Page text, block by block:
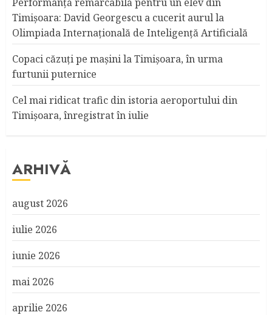
Timișoara: David Georgescu a cucerit aurul la
Olimpiada Internațională de Inteligență Artificială
Copaci căzuţi pe maşini la Timişoara, în urma
furtunii puternice
Cel mai ridicat trafic din istoria aeroportului din
Timişoara, înregistrat în iulie
ARHIVĂ
august 2026
iulie 2026
iunie 2026
mai 2026
aprilie 2026